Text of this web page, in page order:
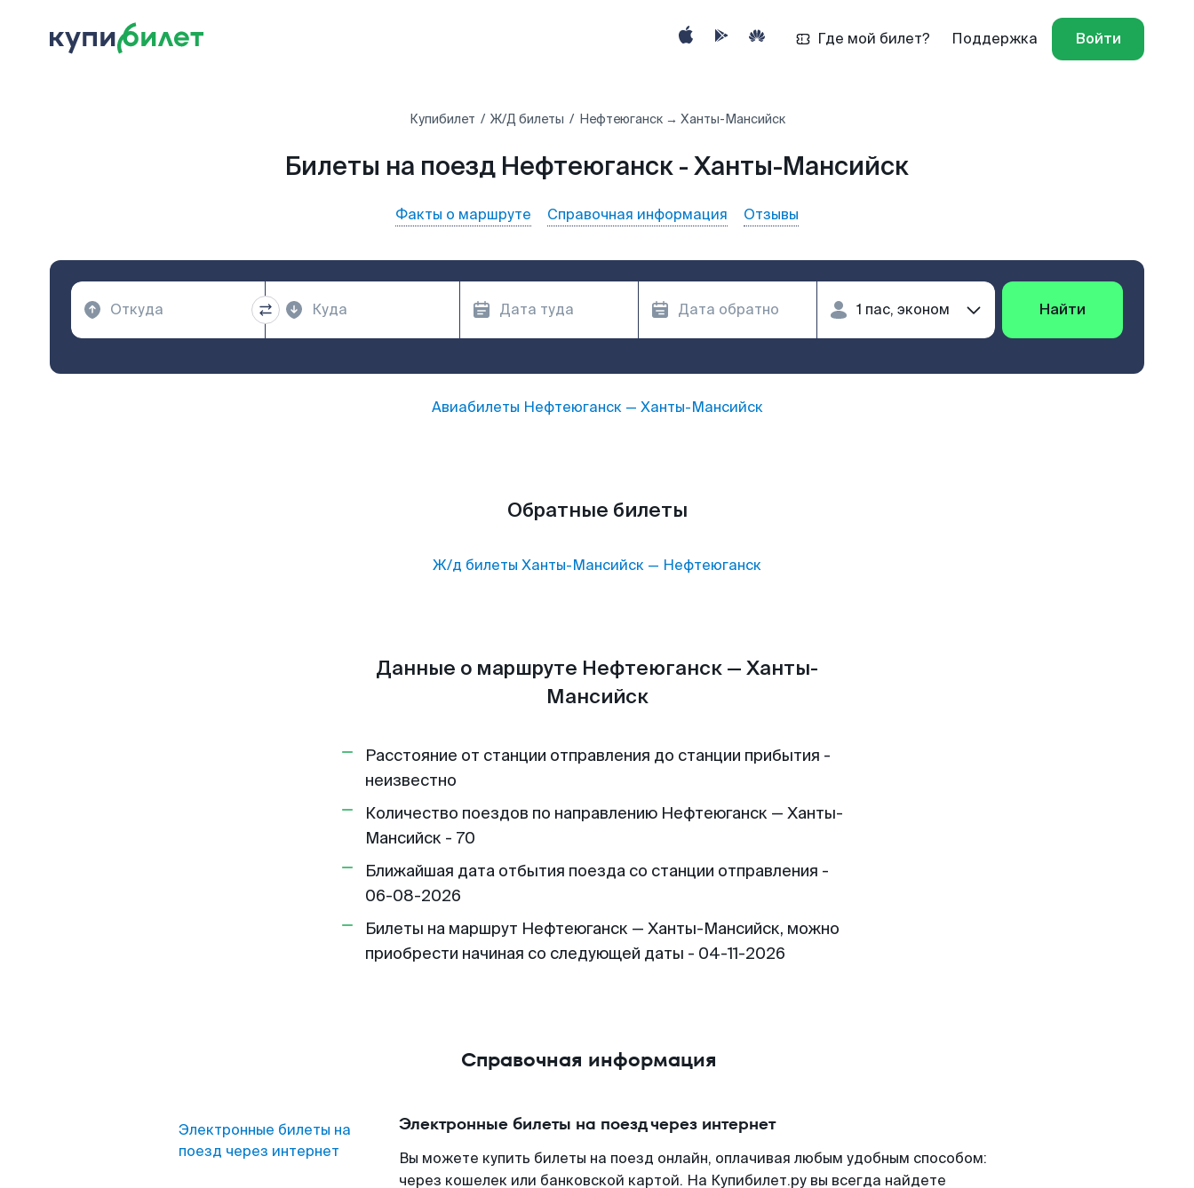
Где мой билет? Поддержка Войти
Купибилет Ж/Д билеты Нефтеюганск → Ханты-Мансийск
Билеты на поезд Нефтеюганск - Ханты-Мансийск
Факты о маршруте Справочная информация Отзывы
Найти
Авиабилеты Нефтеюганск— Ханты-Мансийск
Обратные билеты
Ж/д билеты Ханты-Мансийск — Нефтеюганск
Данные о маршруте Нефтеюганск — Ханты-
Мансийск
Расстояние от станции отправления до станции прибытия -
неизвестно
Количество поездов по направлению Нефтеюганск — Ханты-
Мансийск - 70
Ближайшая дата отбытия поезда со станции отправления -
06-08-2026
Билеты на маршрут Нефтеюганск — Ханты-Мансийск, можно
приобрести начиная со следующей даты - 04-11-2026
Справочная информация
Электронные билеты на
поезд через интернет
Электронные билеты на поезд через интернет
Вы можете купить билеты на поезд онлайн, оплачивая любым удобным способом:
через кошелек или банковской картой. На Купибилет.ру вы всегда найдете